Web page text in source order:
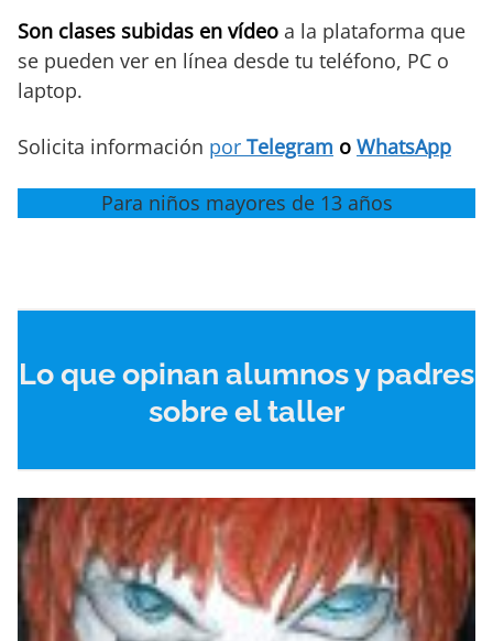
Son clases subidas en vídeo a la plataforma que
se pueden ver en línea desde tu teléfono, PC o
laptop.
Solicita información por Telegram o WhatsApp
Para niños mayores de 13 años
Lo que opinan alumnos y padres
sobre el taller